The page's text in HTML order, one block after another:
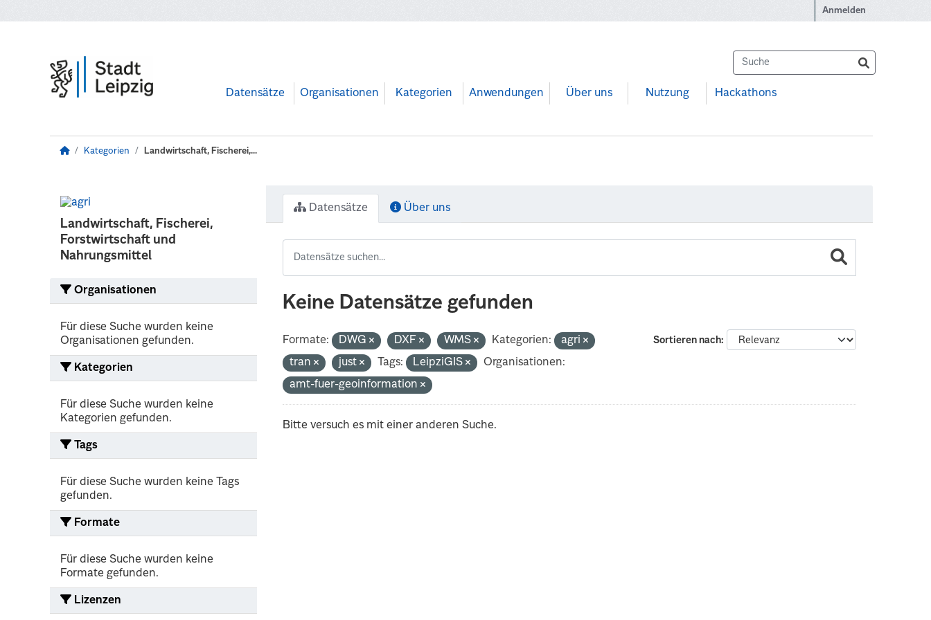
Anmelden
Datensätze Organisationen Kategorien Anwendungen Über uns Nutzung Hackathons
Kategorien Landwirtschaft, Fischerei,...
Landwirtschaft, Fischerei,
Forstwirtschaft und
Nahrungsmittel
Organisationen
Für diese Suche wurden keine
Organisationen gefunden.
Kategorien
Für diese Suche wurden keine
Kategorien gefunden.
Tags
Für diese Suche wurden keine Tags
gefunden.
Formate
Für diese Suche wurden keine
Formate gefunden.
Lizenzen
Datensätze Über uns
Keine Datensätze gefunden
Sortieren nach
Formate: DWG DXF WMS Kategorien:
agri
tran
just Tags: LeipziGIS
Organisationen:
amt-fuer-geoinformation
Bitte versuch es mit einer anderen Suche.